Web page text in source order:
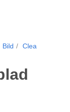
Bild Clea